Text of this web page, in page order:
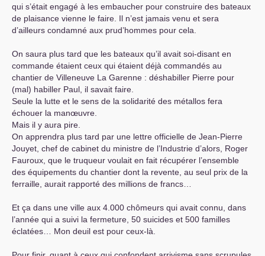
qui s’était engagé à les embaucher pour construire des bateaux
de plaisance vienne le faire. Il n’est jamais venu et sera
d’ailleurs condamné aux prud’hommes pour cela.
On saura plus tard que les bateaux qu’il avait soi-disant en
commande étaient ceux qui étaient déjà commandés au
chantier de Villeneuve La Garenne : déshabiller Pierre pour
(mal) habiller Paul, il savait faire.
Seule la lutte et le sens de la solidarité des métallos fera
échouer la manœuvre.
Mais il y aura pire.
On apprendra plus tard par une lettre officielle de Jean-Pierre
Jouyet, chef de cabinet du ministre de l’Industrie d’alors, Roger
Fauroux, que le truqueur voulait en fait récupérer l’ensemble
des équipements du chantier dont la revente, au seul prix de la
ferraille, aurait rapporté des millions de francs…
Et ça dans une ville aux 4.000 chômeurs qui avait connu, dans
l’année qui a suivi la fermeture, 50 suicides et 500 familles
éclatées… Mon deuil est pour ceux-là.